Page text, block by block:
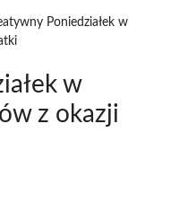
Poniedziałek w
w
z okazji